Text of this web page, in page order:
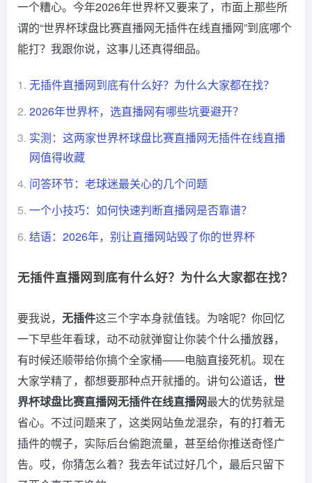
一个糟心。今年2026年世界杯又要来了，市面上那些所
谓的“世界杯球盘比赛直播网无插件在线直播网”到底哪个
能打？我跟你说，这事儿还真得细品。
1. 无插件直播网到底有什么好？为什么大家都在找？
2. 2026年世界杯，选直播网有哪些坑要避开？
3. 实测：这两家世界杯球盘比赛直播网无插件在线直播
网值得收藏
4. 问答环节：老球迷最关心的几个问题
5. 一个小技巧：如何快速判断直播网是否靠谱？
6. 结语：2026年，别让直播网站毁了你的世界杯
无插件直播网到底有什么好？为什么大家都在找？
要我说， 无插件这三个字本身就值钱。为啥呢？你回忆
一下早些年看球，动不动就弹窗让你装个什么播放器，
有时候还顺带给你搞个全家桶——电脑直接死机。现在
大家学精了，都想要那种点开就播的。讲句公道话， 世
界杯球盘比赛直播网无插件在线直播网最大的优势就是
省心。不过问题来了，这类网站鱼龙混杂，有的打着无
插件的幌子，实际后台偷跑流量，甚至给你推送奇怪广
告。哎，你猜怎么着？我去年试过好几个，最后只留下